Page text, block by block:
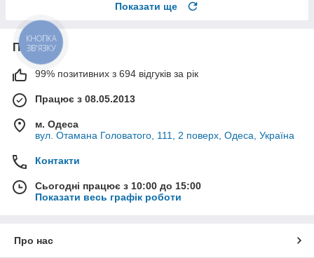
Показати ще
Про нас
99% позитивних з 694 відгуків за рік
Працює з 08.05.2013
м. Одеса
вул. Отамана Головатого, 111, 2 поверх, Одеса, Україна
Контакти
Сьогодні працює з 10:00 до 15:00
Показати весь графік роботи
Про нас
КНОПКА
ЗВ'ЯЗКУ